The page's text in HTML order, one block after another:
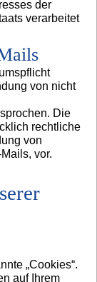
der
verarbeitet
von nicht
Die
rechtliche
von
vor.
„Cookies“.
auf Ihrem